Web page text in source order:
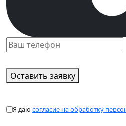
Оставить заявку
Я даю согласие на обработку